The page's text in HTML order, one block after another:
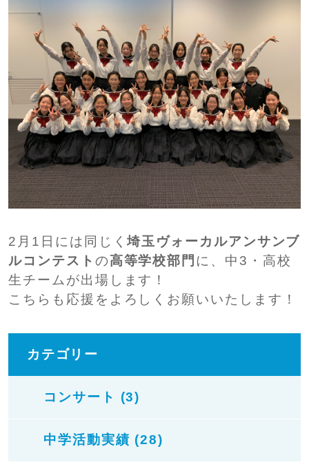
2月1日には同じく埼玉ヴォーカルアンサンブ
ルコンテスト の高等学校部門 に、中3・高校
生チームが出場します！
こちらも応援をよろしくお願いいたします！
カテゴリー
コンサート (3)
中学活動実績 (28)